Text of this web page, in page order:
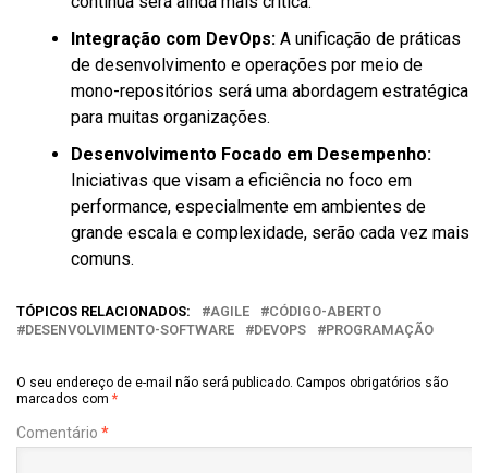
Integração com DevOps: A unificação de práticas
de desenvolvimento e operações por meio de
mono-repositórios será uma abordagem estratégica
para muitas organizações.
Desenvolvimento Focado em Desempenho:
Iniciativas que visam a eficiência no foco em
performance, especialmente em ambientes de
grande escala e complexidade, serão cada vez mais
comuns.
TÓPICOS RELACIONADOS: AGILE
CÓDIGO-ABERTO
DESENVOLVIMENTO-SOFTWARE
DEVOPS PROGRAMAÇÃO
O seu endereço de e-mail não será publicado. Campos obrigatórios são
marcados com *
Comentário *